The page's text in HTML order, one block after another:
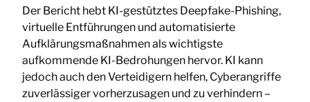
Der Bericht hebt KI-gestütztes Deepfake-Phishing,
virtuelle Entführungen und automatisierte
Aufklärungsmaßnahmen als wichtigste
aufkommende KI-Bedrohungen hervor. KI kann
jedoch auch den Verteidigern helfen, Cyberangriffe
zuverlässiger vorherzusagen und zu verhindern –